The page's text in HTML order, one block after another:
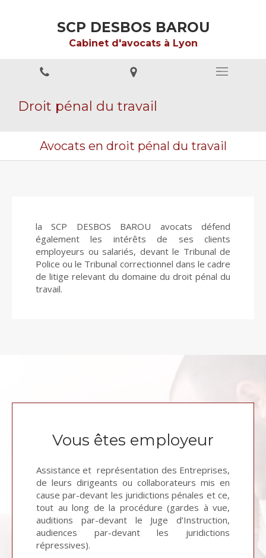
SCP DESBOS BAROU
Cabinet d'avocats à Lyon
Droit pénal du travail
Avocats en droit pénal du travail
la SCP DESBOS BAROU avocats défend
également les intérêts de ses clients
employeurs ou salariés, devant le Tribunal de
Police ou le Tribunal correctionnel dans le cadre
de litige relevant du domaine du droit pénal du
travail.
Vous êtes employeur
Assistance et représentation des Entreprises,
de leurs dirigeants ou collaborateurs mis en
cause par-devant les juridictions pénales et ce,
tout au long de la procédure (gardes à vue,
auditions par-devant le Juge d’Instruction,
audiences par-devant les juridictions
répressives).